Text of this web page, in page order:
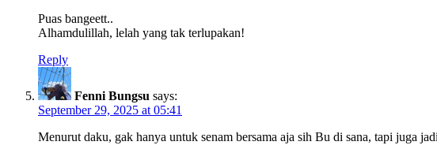
Puas bangeett..
Alhamdulillah, lelah yang tak terlupakan!
Reply
Fenni Bungsu says:
September 29, 2025 at 05:41
Menurut daku, gak hanya untuk senam bersama aja sih Bu di sana, tapi juga